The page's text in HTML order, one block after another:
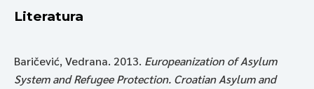
Literatura
Baričević, Vedrana. 2013. Europeanization of Asylum
System and Refugee Protection. Croatian Asylum and